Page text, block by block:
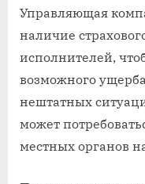
Управляющая
наличие
исполнителей,
возможного
нештатных
может
местных органов